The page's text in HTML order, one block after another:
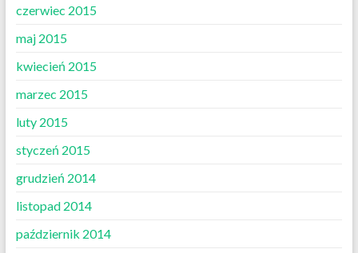
czerwiec 2015
maj 2015
kwiecień 2015
marzec 2015
luty 2015
styczeń 2015
grudzień 2014
listopad 2014
październik 2014